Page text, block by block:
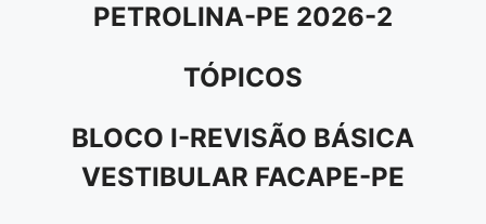
PETROLINA-PE 2026-2
TÓPICOS
BLOCO I-REVISÃO BÁSICA
VESTIBULAR FACAPE-PE